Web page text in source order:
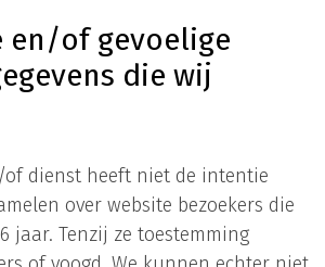
en/of gevoelige
die wij
of dienst heeft niet de intentie
over website bezoekers die
jaar. Tenzij ze toestemming